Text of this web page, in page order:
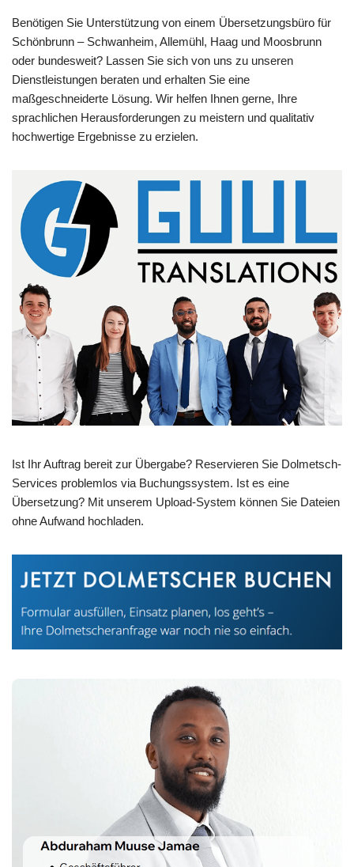
Benötigen Sie Unterstützung von einem Übersetzungsbüro für
Schönbrunn – Schwanheim, Allemühl, Haag und Moosbrunn
oder bundesweit? Lassen Sie sich von uns zu unseren
Dienstleistungen beraten und erhalten Sie eine
maßgeschneiderte Lösung. Wir helfen Ihnen gerne, Ihre
sprachlichen Herausforderungen zu meistern und qualitativ
hochwertige Ergebnisse zu erzielen.
Ist Ihr Auftrag bereit zur Übergabe? Reservieren Sie Dolmetsch-
Services problemlos via Buchungssystem. Ist es eine
Übersetzung? Mit unserem Upload-System können Sie Dateien
ohne Aufwand hochladen.